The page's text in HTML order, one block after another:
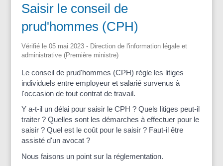
Saisir le conseil de
prud'hommes (CPH)
Vérifié le 05 mai 2023 - Direction de l'information légale et
administrative (Première ministre)
Le conseil de prud'hommes (CPH) règle les litiges
individuels entre employeur et salarié survenus à
l'occasion de tout contrat de travail.
Y a-t-il un délai pour saisir le CPH ? Quels litiges peut-il
traiter ? Quelles sont les démarches à effectuer pour le
saisir ? Quel est le coût pour le saisir ? Faut-il être
assisté d'un avocat ?
Nous faisons un point sur la réglementation.